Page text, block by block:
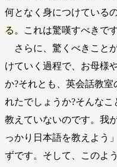
何となく身につけているの
る 。これは驚嘆すべきです
さらに、驚くべきこと
けていく過程で、お母様
か?それとも、英会話教
れたでしょうか?そんな
教えていないのです。我
っかり日本語を教えよう
ずです。そして、このよ